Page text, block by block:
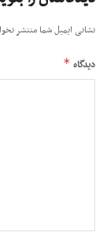
نشانی ایمیل شما منتشر
دیدگاه *